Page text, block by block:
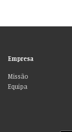
Empresa
Missão
Equipa